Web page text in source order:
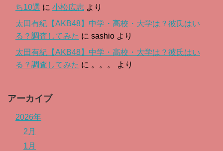
ち10選 に 小松広志 より
太田有紀【AKB48】中学・高校・大学は？彼氏はい
る？調査してみた に sashio より
太田有紀【AKB48】中学・高校・大学は？彼氏はい
る？調査してみた に 。。。 より
アーカイブ
2026年
2月
1月